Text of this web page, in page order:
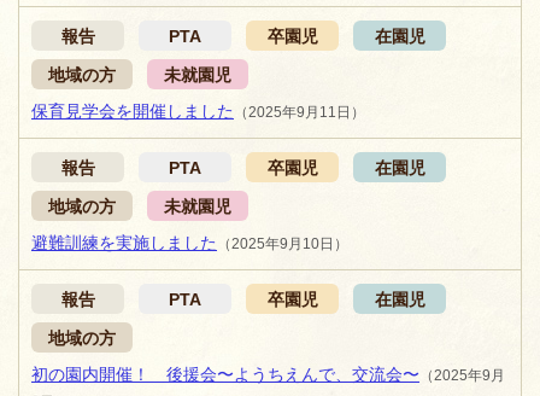
報告 PTA 卒園児
在園児
地域の方
未就園児
保育見学会を開催しました
（2025年9月11日）
報告 PTA 卒園児
在園児
地域の方
未就園児
避難訓練を実施しました
（2025年9月10日）
報告 PTA 卒園児
在園児
地域の方
初の園内開催！ 後援会〜ようちえんで、交流会〜 （2025年9月